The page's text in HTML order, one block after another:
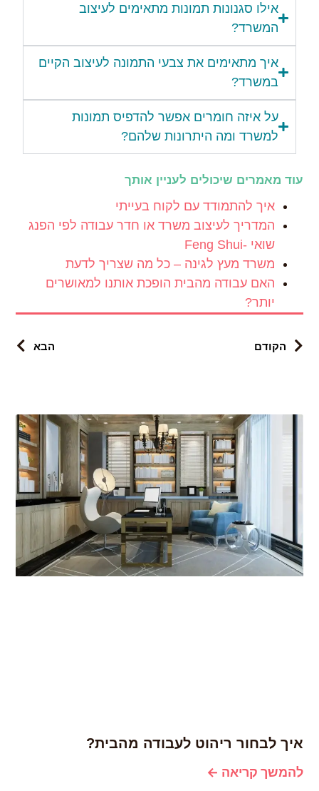
אילו סגנונות תמונות מתאימים לעיצוב
המשרד?
איך מתאימים את צבעי התמונה לעיצוב הקיים
במשרד?
על איזה חומרים אפשר להדפיס תמונות
למשרד ומה היתרונות שלהם?
עוד מאמרים שיכולים לעניין אותך
איך להתמודד עם לקוח בעייתי
המדריך לעיצוב משרד או חדר עבודה לפי הפנג
שואי -Feng Shui
משרד מעץ לגינה – כל מה שצריך לדעת
האם עבודה מהבית הופכת אותנו למאושרים
יותר?
הקודם הבא
איך לבחור ריהוט לעבודה מהבית?
להמשך קריאה ←